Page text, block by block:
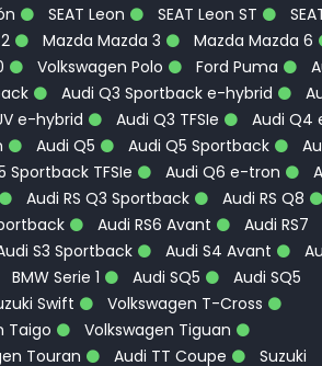
SEAT Leon SEAT Leon ST
Mazda Mazda 3
Mazda Mazda 6
Volkswagen Polo Ford Puma
Audi Q3 Sportback e-hybrid
e-hybrid Audi Q3 TFSIe
Audi Q4
Audi Q5 Audi Q5 Sportback
Sportback TFSIe Audi Q6 e-tron
Audi RS Q3 Sportback
Audi RS Q8
Audi RS6 Avant
Audi RS7
S3 Sportback Audi S4 Avant
BMW Serie 1 Audi SQ5
Audi SQ5
Swift
Volkswagen T-Cross
Taigo
Volkswagen Tiguan
Touran Audi TT Coupe Suzuki